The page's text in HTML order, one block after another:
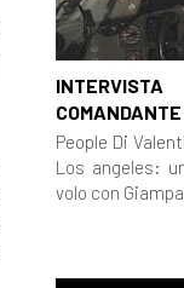
People Di
Los angeles:
volo con